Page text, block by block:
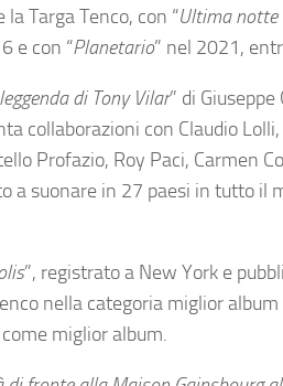
Targa Tenco, con “Ultima notte
e con “Planetario” nel 2021,
di Tony Vilar” di
collaborazioni con Claudio
Profazio, Roy Paci, Carmen
a suonare in 27 paesi in tutto il
”, registrato a New York e
nella categoria miglior
miglior album.